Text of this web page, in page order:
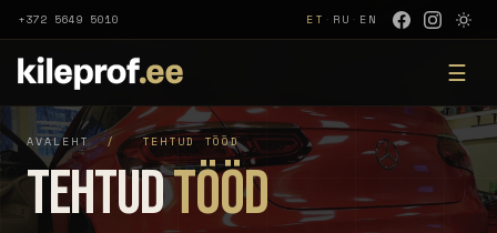
+372 5649 5010 ET · RU · EN
☰
AVALEHT / TEHTUD TÖÖD
Tehtudtööd